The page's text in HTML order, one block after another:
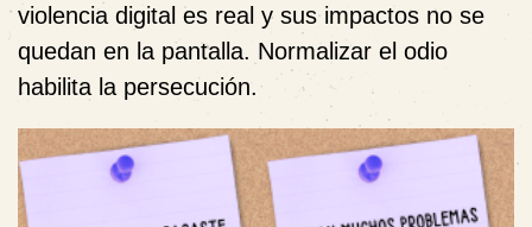
violencia digital es real y sus impactos no se
quedan en la pantalla. Normalizar el odio
habilita la persecución.